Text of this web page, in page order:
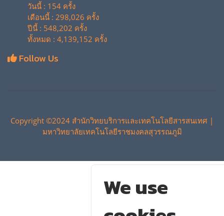
We use
วันนี้ : 154 ครั้ง
เดือนนี้ : 298,026 ครั้ง
ปีนี้ : 548,202 ครั้ง
ทั้งหมด : 4,139,152 ครั้ง
Follow Us
Copyright ©2024 สำนักวิทยบริการและเทคโนโลยีสารสนเทศ |
มหาวิทยาลัยเทคโนโลยีราชมงคลสุวรรณภูมิ